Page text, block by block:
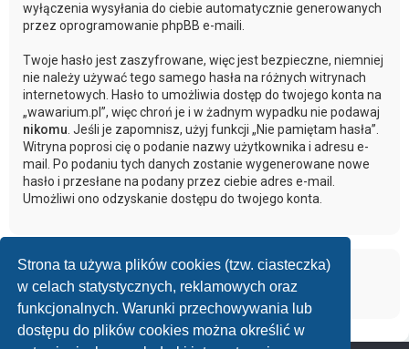
Strona ta używa plików cookies (tzw. ciasteczka)
w celach statystycznych, reklamowych oraz
funkcjonalnych. Warunki przechowywania lub
dostępu do plików cookies można określić w
wyłączenia wysyłania do ciebie automatycznie generowanych
przez oprogramowanie phpBB e-maili.
Twoje hasło jest zaszyfrowane, więc jest bezpieczne, niemniej
nie należy używać tego samego hasła na różnych witrynach
internetowych. Hasło to umożliwia dostęp do twojego konta na
„wawarium.pl”, więc chroń je i w żadnym wypadku nie podawaj
nikomu . Jeśli je zapomnisz, użyj funkcji „Nie pamiętam hasła”.
Witryna poprosi cię o podanie nazwy użytkownika i adresu e-
mail. Po podaniu tych danych zostanie wygenerowane nowe
hasło i przesłane na podany przez ciebie adres e-mail.
Umożliwi ono odzyskanie dostępu do twojego konta.